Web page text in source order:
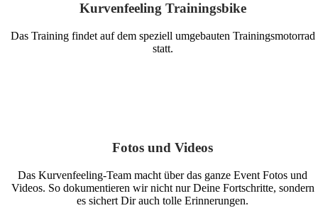
Kurvenfeeling Trainingsbike
Das Training findet auf dem speziell umgebauten Trainingsmotorrad
statt.
Fotos und Videos
Das Kurvenfeeling-Team macht über das ganze Event Fotos und
Videos. So dokumentieren wir nicht nur Deine Fortschritte, sondern
es sichert Dir auch tolle Erinnerungen.